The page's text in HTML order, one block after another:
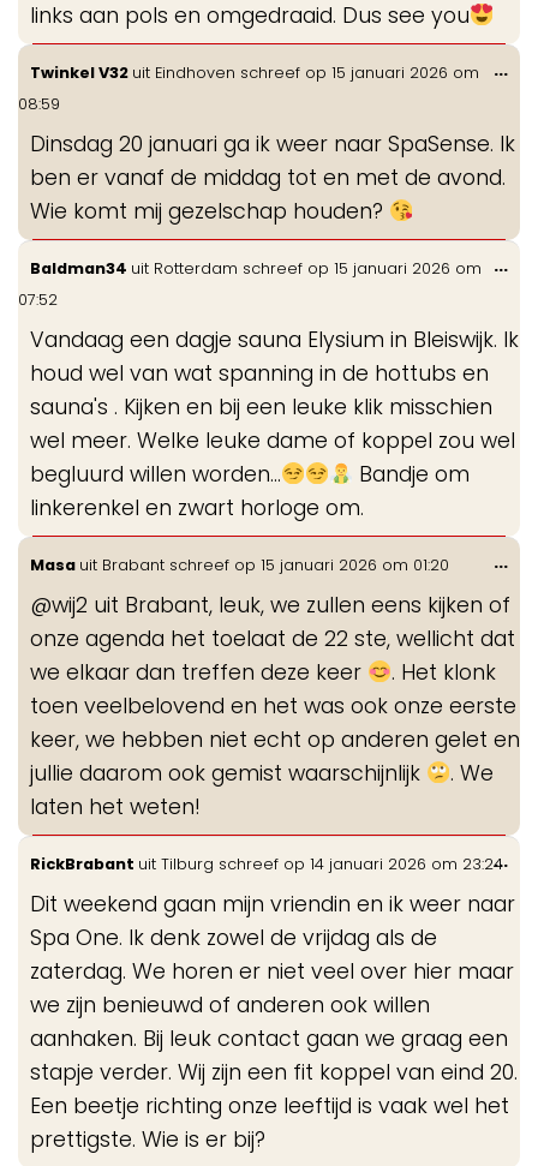
links aan pols en omgedraaid. Dus see you
Twinkel V32 uit Eindhoven schreef op 15 januari 2026 om
08:59
Dinsdag 20 januari ga ik weer naar SpaSense. Ik
ben er vanaf de middag tot en met de avond.
Wie komt mij gezelschap houden?
...
Baldman34 uit Rotterdam schreef op 15 januari 2026 om
07:52
Vandaag een dagje sauna Elysium in Bleiswijk. Ik
houd wel van wat spanning in de hottubs en
sauna's . Kijken en bij een leuke klik misschien
wel meer. Welke leuke dame of koppel zou wel
begluurd willen worden...
Bandje om
linkerenkel en zwart horloge om.
...
Masa uit Brabant schreef op 15 januari 2026 om 01:20
@wij2 uit Brabant, leuk, we zullen eens kijken of
onze agenda het toelaat de 22 ste, wellicht dat
we elkaar dan treffen deze keer
. Het klonk
toen veelbelovend en het was ook onze eerste
keer, we hebben niet echt op anderen gelet en
jullie daarom ook gemist waarschijnlijk
. We
laten het weten!
...
RickBrabant uit Tilburg schreef op 14 januari 2026 om 23:24
Dit weekend gaan mijn vriendin en ik weer naar
Spa One. Ik denk zowel de vrijdag als de
zaterdag. We horen er niet veel over hier maar
we zijn benieuwd of anderen ook willen
aanhaken. Bij leuk contact gaan we graag een
stapje verder. Wij zijn een fit koppel van eind 20.
Een beetje richting onze leeftijd is vaak wel het
prettigste. Wie is er bij?
...